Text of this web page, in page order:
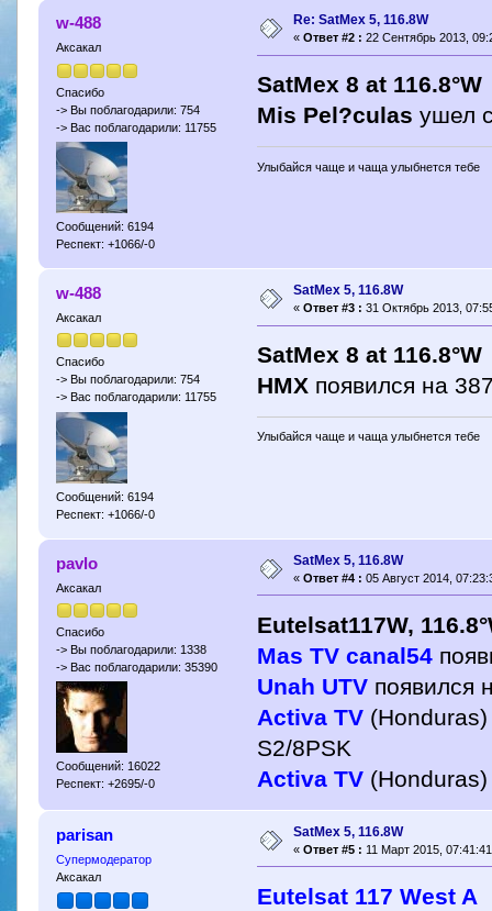
w-488
Аксакал
Спасибо
-> Вы поблагодарили: 754
-> Вас поблагодарили: 11755
Сообщений: 6194
Респект: +1066/-0
Re: SatMex 5, 116.8W
« Ответ #2 : 22 Сентябрь 2013,
SatMex 8 at 116.8°W
Mis Pel?culasушел
Улыбайся чаще и чаща улыбнется тебе
w-488
Аксакал
Спасибо
-> Вы поблагодарили: 754
-> Вас поблагодарили: 11755
Сообщений: 6194
Респект: +1066/-0
SatMex 5, 116.8W
« Ответ #3 : 31 Октябрь 2013,
SatMex 8 at 116.8°W
HMX появился на
Улыбайся чаще и чаща улыбнется тебе
pavlo
Аксакал
Спасибо
-> Вы поблагодарили: 1338
-> Вас поблагодарили: 35390
Сообщений: 16022
Респект: +2695/-0
SatMex 5, 116.8W
« Ответ #4 : 05 Август 2014,
Eutelsat117W,
Mas TV canal54
Unah UTV появился
Activa TV
S2/8PSK
Activa TV
parisan
Супермодератор
Аксакал
SatMex 5, 116.8W
« Ответ #5 : 11 Март 2015,
Eutelsat 117 West A